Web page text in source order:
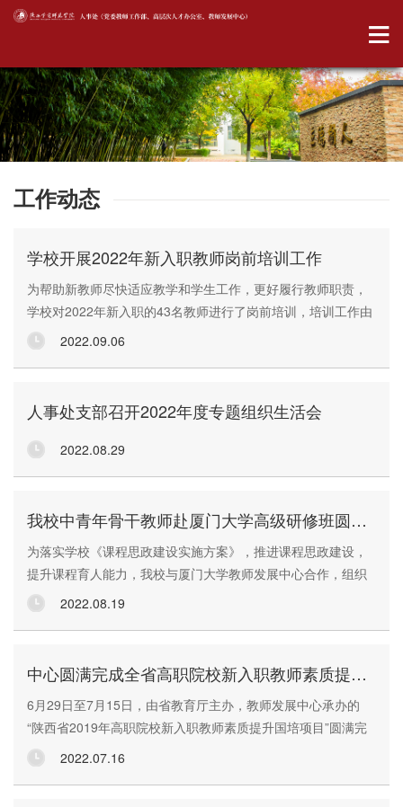
工作动态
学校开展2022年新入职教师岗前培训工作
为帮助新教师尽快适应教学和学生工作，更好履行教师职责，
学校对2022年新入职的43名教师进行了岗前培训，培训工作由
教师发展中心组织实施。根据疫情防控要求，本次培训采取校
规，以及教学、科研、人事、图书等方面的管理与服务为主要
内容。在线培训于9月7日至10月31日进行，以思想政治素质与
师德师风、高等教育...
2022.09.06
人事处支部召开2022年度专题组织生活会
2022.08.29
我校中青年骨干教师赴厦门大学高级研修班圆满结业
为落实学校《课程思政建设实施方案》，推进课程思政建设，
提升课程育人能力，我校与厦门大学教师发展中心合作，组织
开展了“课程思政建设与人才培养能力提升”专题研修班。共有
开班典礼并全程参加了研修培训。权秋虎副书记代表学校对厦
门大学教师发展中心的大力支持、精心组织与周密安排表示感
谢。权秋虎在开班致...
2022.08.19
中心圆满完成全省高职院校新入职教师素质提升国培项目
6月29日至7月15日，由省教育厅主办，教师发展中心承办的
“陕西省2019年高职院校新入职教师素质提升国培项目”圆满完
成。来自陕西警官职业学院、陕西艺术职业学院、西安铁路职
2022.07.16